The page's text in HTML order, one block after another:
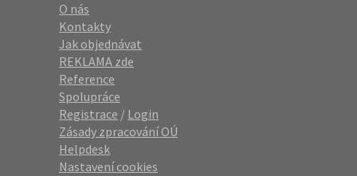
O nás
Kontakty
Jak objednávat
REKLAMA zde
Reference
Spolupráce
Registrace / Login
Zásady zpracování OÚ
Helpdesk
Nastavení cookies